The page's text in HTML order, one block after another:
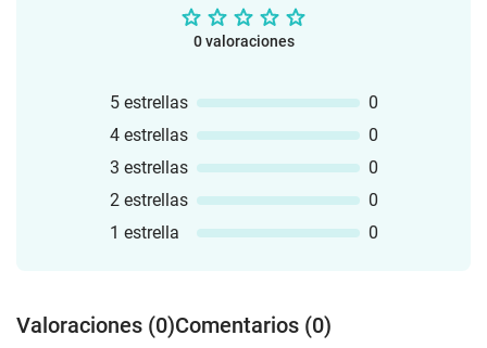
0 valoraciones
5 estrellas
0
4 estrellas
0
3 estrellas
0
2 estrellas
0
1 estrella
0
Valoraciones (0)Comentarios (0)